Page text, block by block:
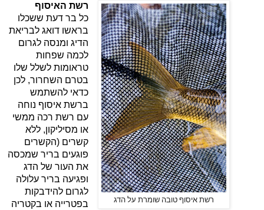
רשת איסוף טובה שומרת על הדג
רשת האיסוף
כל בר דעת ששכלו
בראשו דואג לבריאת
הדיג ומנסה לגרום
לכמה שפחות
טראומות לשלל שלו
בטרם השחרור, לכן
כדאי להשתמש
ברשת איסוף נוחה
עם רשת רכה ממשי
או מסיליקון, ללא
קשרים (הקשרים
פוגעים בריר שמכסה
את העור של הדג
ופגיעה בריר עלולה
לגרום להידבקות
בפטרייה או בקטריה